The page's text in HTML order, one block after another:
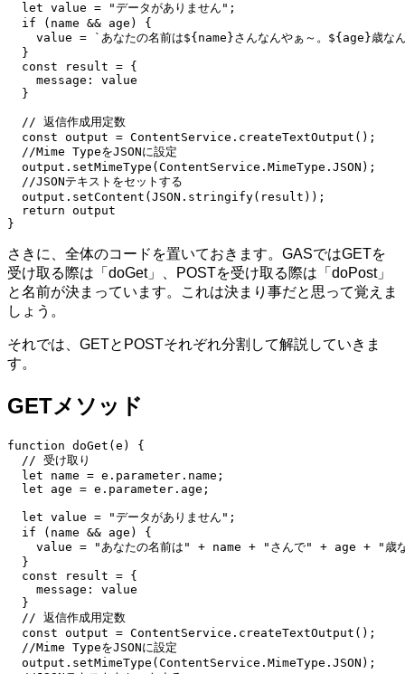
  let value = "データがありません";
  if (name && age) {
value = `あなたの名前は${name}さんなんやぁ～。${age}歳な
  }
  const result = {
    message: value
  }
  // 返信作成用定数
  const output = ContentService.createTextOutput();
  //Mime TypeをJSONに設定
  output.setMimeType(ContentService.MimeType.JSON);
  //JSONテキストをセットする
  output.setContent(JSON.stringify(result));
  return output
}
さきに、全体のコードを置いておきます。GASではGETを
受け取る際は「doGet」、POSTを受け取る際は「doPost」
と名前が決まっています。これは決まり事だと思って覚えま
しょう。
それでは、GETとPOSTそれぞれ分割して解説していきま
す。
GETメソッド
function doGet(e) {
  // 受け取り
  let name = e.parameter.name;
  let age = e.parameter.age;
  let value = "データがありません";
  if (name && age) {
value = "あなたの名前は" + name + "さんで" + age + "歳な
  }
  const result = {
    message: value
  }
  // 返信作成用定数
  const output = ContentService.createTextOutput();
  //Mime TypeをJSONに設定
  output.setMimeType(ContentService.MimeType.JSON);